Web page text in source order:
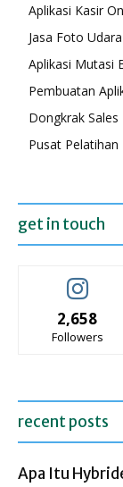
Aplikasi Kasir
Jasa Foto Udara
Aplikasi Mutasi
Pembuatan
Dongkrak Sales
Pusat
get in touch
2,658
Followers
recent posts
Apa Itu